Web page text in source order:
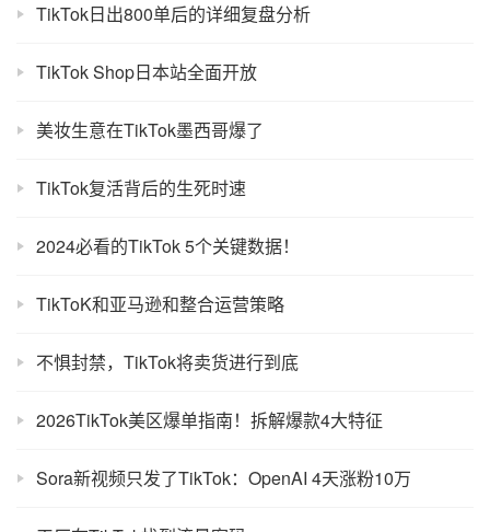
TikTok日出800单后的详细复盘分析
TikTok Shop日本站全面开放
美妆生意在TikTok墨西哥爆了
TikTok复活背后的生死时速
2024必看的TikTok 5个关键数据！
TikToK和亚马逊和整合运营策略
不惧封禁，TikTok将卖货进行到底
2026TikTok美区爆单指南！拆解爆款4大特征
Sora新视频只发了TikTok：OpenAI 4天涨粉10万